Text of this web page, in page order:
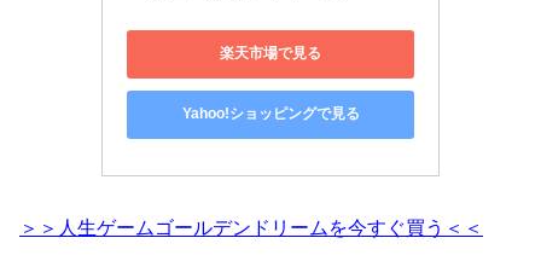
楽天市場で見る
Yahoo!ショッピングで見る
＞＞人生ゲームゴールデンドリームを今すぐ買う＜＜